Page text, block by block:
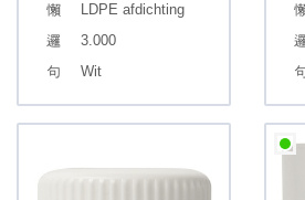
LDPE afdichting
3.000
Wit